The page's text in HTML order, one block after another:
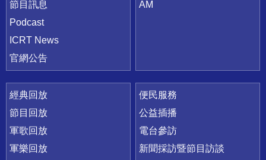
節目訊息
Podcast
ICRT News
官網公告
AM
經典回放
節目回放
軍歌回放
軍樂回放
便民服務
公益插播
電台參訪
新聞採訪暨節目訪談